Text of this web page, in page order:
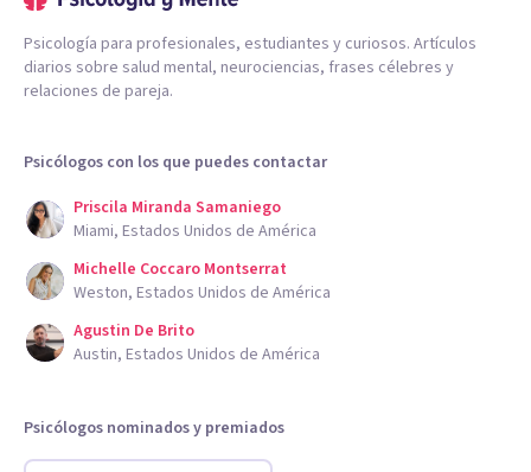
Psicología para profesionales, estudiantes y curiosos. Artículos
diarios sobre salud mental, neurociencias, frases célebres y
relaciones de pareja.
Psicólogos con los que puedes contactar
Priscila Miranda Samaniego
Miami, Estados Unidos de América
Michelle Coccaro Montserrat
Weston, Estados Unidos de América
Agustin De Brito
Austin, Estados Unidos de América
Psicólogos nominados y premiados